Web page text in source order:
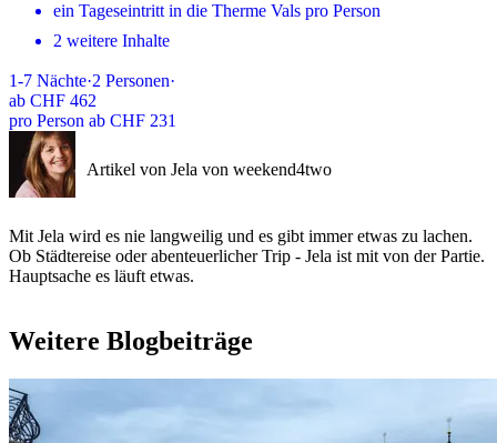
ein Tageseintritt in die Therme Vals pro Person
2 weitere Inhalte
1-7 Nächte·2 Personen·
ab CHF 462
pro Person ab CHF 231
Artikel von Jela von weekend4two
Mit Jela wird es nie langweilig und es gibt immer etwas zu lachen.
Ob Städtereise oder abenteuerlicher Trip - Jela ist mit von der Partie.
Hauptsache es läuft etwas.
Weitere Blogbeiträge